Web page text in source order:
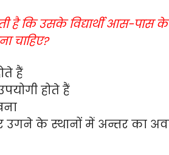
है कि उसके विद्यार्थी आस-
चाहिए?
हैं
होते हैं
उगने के स्थानों में अन्तर का